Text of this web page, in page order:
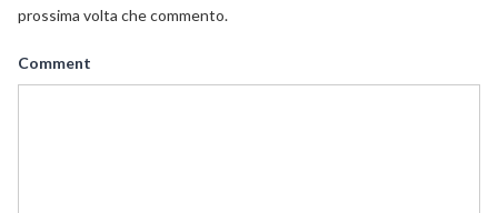
prossima volta che commento.
Comment